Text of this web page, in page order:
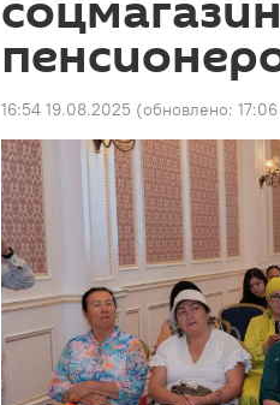
16:54 19.08.2025 (обновлено: